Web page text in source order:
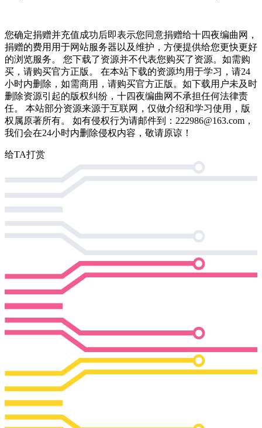
您确定捐赠并充值成功后即表示您同意捐赠给十四夜编曲网，
捐赠的费用用于网站服务器以及维护，方便提供给您更快更好
的浏览服务。 您下载了资源并不代表您购买了资源。如需购
买，请购买官方正版。 在本站下载的资源均用于学习，请24
小时内删除，如需商用，请购买官方正版。如下载用户未及时
删除资源引起的版权纠纷，十四夜编曲网不承担任何法律责
任。 本站部分资源来源于互联网，仅做介绍和学习使用，版
权属原著所有。 如有侵权行为请邮件到：222986@163.com，
我们会在24小时内删除侵权内容，敬请原谅！
给TA打赏